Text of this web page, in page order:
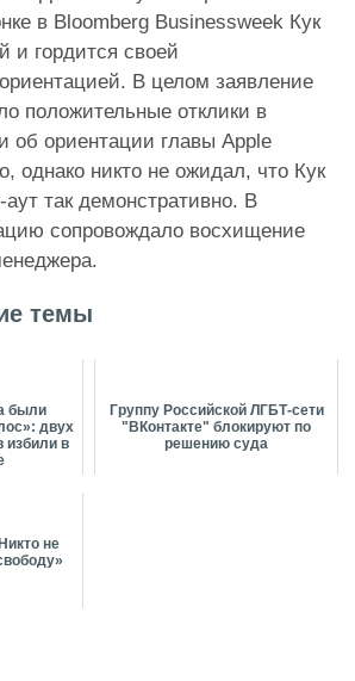
в Bloomberg Businessweek Кук
и гордится своей
В целом заявление
положительные отклики в
об ориентации главы Apple
однако никто не ожидал, что Кук
так демонстративно. В
сопровождало восхищение
темы
были
двух
избили в
Группу Российской ЛГБТ-сети
"ВКонтакте" блокируют по
решению суда
не